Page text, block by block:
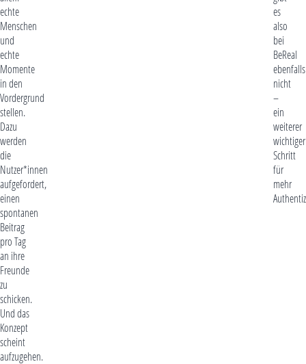
echte
Menschen
und
echte
Momente
in den
Vordergrund
stellen.
Dazu
werden
die
Nutzer*innen
aufgefordert,
einen
spontanen
Beitrag
pro Tag
an ihre
Freunde
zu
schicken.
Und das
Konzept
scheint
aufzugehen.
es
also
bei
BeReal
ebenfalls
nicht
–
ein
weiterer
wichtiger
Schritt
für
mehr